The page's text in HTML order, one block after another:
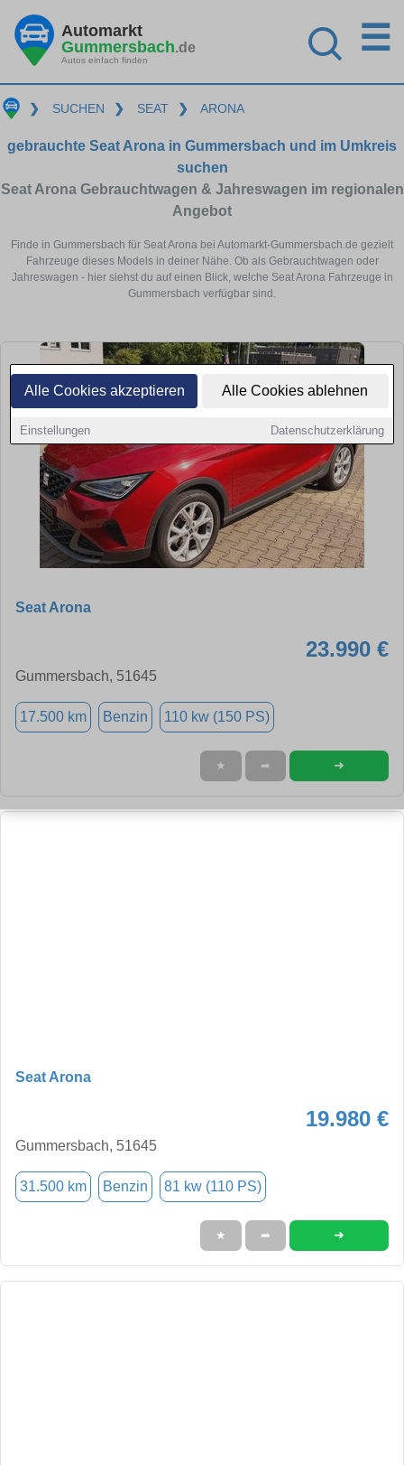
Alle Cookies akzeptieren Alle Cookies ablehnen
Einstellungen Datenschutzerklärung
Automarkt
Gummersbach.de
Autos einfach finden
☰
❯ SUCHEN ❯ SEAT ❯ ARONA
gebrauchte Seat Arona in Gummersbach und im Umkreis
suchen
Seat Arona Gebrauchtwagen & Jahreswagen im regionalen
Angebot
Finde in Gummersbach für Seat Arona bei Automarkt-Gummersbach.de gezielt
Fahrzeuge dieses Models in deiner Nähe. Ob als Gebrauchtwagen oder
Jahreswagen - hier siehst du auf einen Blick, welche Seat Arona Fahrzeuge in
Gummersbach verfügbar sind.
Seat Arona
23.990 €
Gummersbach, 51645
17.500 km Benzin 110 kw (150 PS)
★ ➦ ➜
Seat Arona
19.980 €
Gummersbach, 51645
31.500 km Benzin 81 kw (110 PS)
★ ➦ ➜